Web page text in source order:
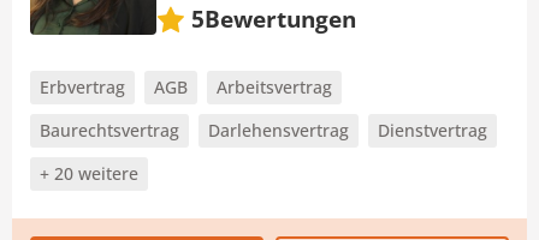
5Bewertungen
Erbvertrag AGB
Arbeitsvertrag
Baurechtsvertrag
Darlehensvertrag
Dienstvertrag
+ 20 weitere